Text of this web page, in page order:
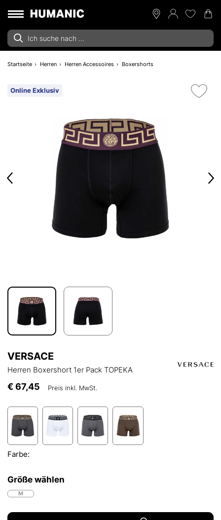
Startseite Herren Herren Accessoires Boxershorts
Online Exklusiv
VERSACE
Herren Boxershort 1er Pack TOPEKA
€ 67,45 Preis inkl. MwSt.
Farbe:
Größe wählen
M